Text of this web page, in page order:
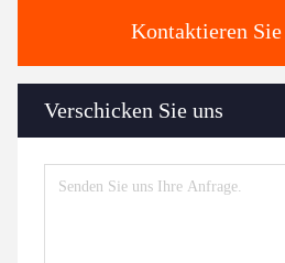
Kontaktieren
Verschicken Sie uns